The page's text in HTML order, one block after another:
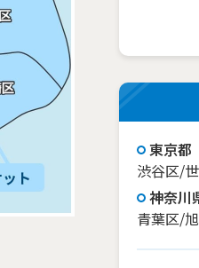
東京都
渋谷区/
神奈川
青葉区/